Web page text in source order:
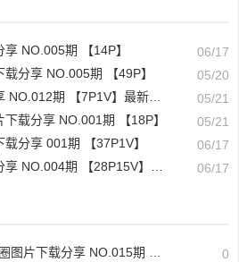
NO.005期 【14P】
06/17
分享 NO.005期 【49P】
05/20
期 【7P1V】最新至：2023.6.5
05/21
载分享 NO.001期 【18P】
05/21
分享 001期 【37P1V】
06/17
期 【28P15V】最新至：2024.12.6 06/17
期 【32P4V】最新至：2023.10.4 0